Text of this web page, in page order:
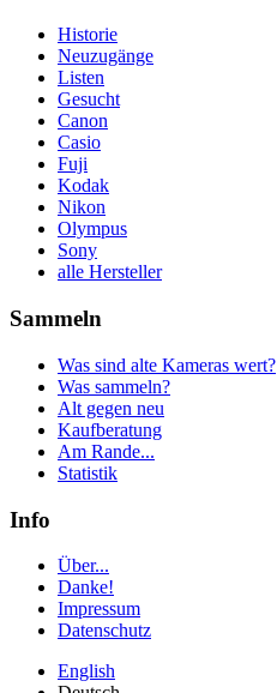
Historie
Neuzugänge
Listen
Gesucht
Canon
Casio
Fuji
Kodak
Nikon
Olympus
Sony
alle Hersteller
Sammeln
Was sind alte Kameras wert?
Was sammeln?
Alt gegen neu
Kaufberatung
Am Rande...
Statistik
Info
Über...
Danke!
Impressum
Datenschutz
English